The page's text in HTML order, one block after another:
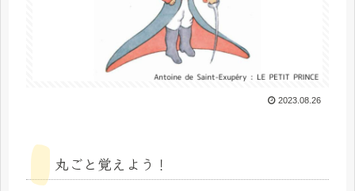
2023.08.26
丸ごと覚えよう！